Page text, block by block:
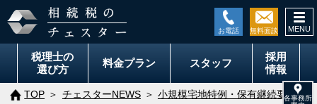
税理士の
選び方
料金プラン スタッフ
採用
情報
TOP チェスターNEWS 小規模宅地特例・保有継続要件～